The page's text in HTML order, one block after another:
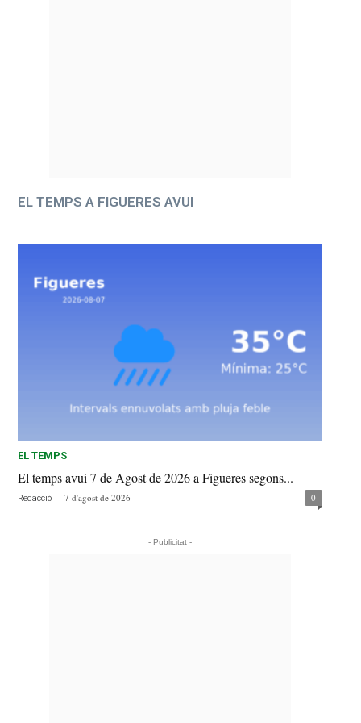
EL TEMPS A FIGUERES AVUI
EL TEMPS
El temps avui 7 de Agost de 2026 a Figueres segons...
Redacció - 7 d'agost de 2026 0
- Publicitat -